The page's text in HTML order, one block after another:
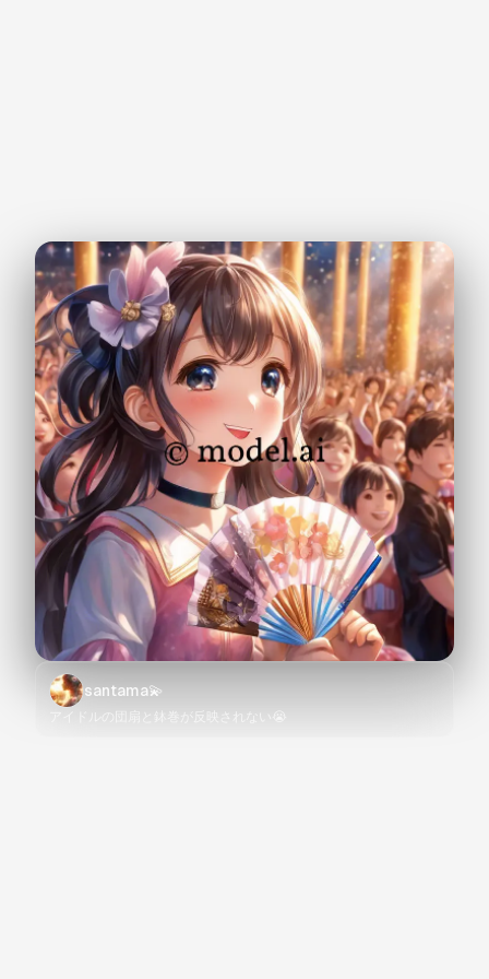
santama💫
アイドルの団扇と鉢巻が反映されない😭